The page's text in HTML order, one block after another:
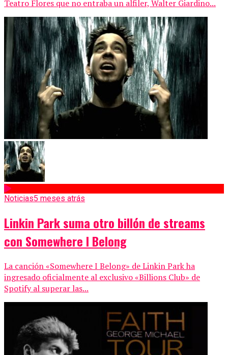
Teatro Flores que no entraba un alfiler, Walter Giardino...
Noticias5 meses atrás
Linkin Park suma otro billón de streams
con Somewhere I Belong
La canción «Somewhere I Belong» de Linkin Park ha
ingresado oficialmente al exclusivo «Billions Club» de
Spotify al superar las...